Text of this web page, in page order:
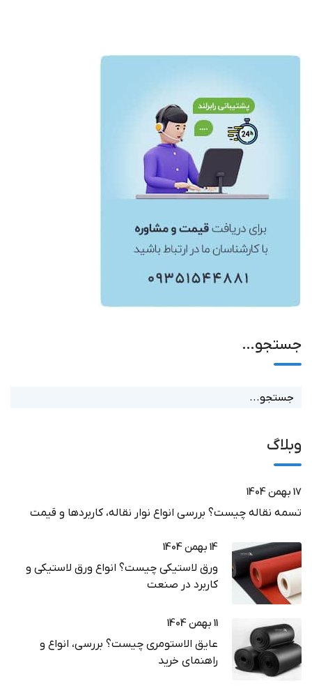
جستجو…
وبلاگ
17 بهمن 1404
تسمه نقاله چیست؟ بررسی انواع نوار نقاله، کاربردها و قیمت
14 بهمن 1404
ورق لاستیکی چیست؟ انواع ورق لاستیکی و
کاربرد در صنعت
11 بهمن 1404
عایق الاستومری چیست؟ بررسی، انواع و
راهنمای خرید